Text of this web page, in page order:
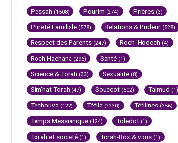
Pessah (1508) Pourim (274) Prières (3)
Pureté Familiale (578) Relations & Pudeur (528)
Respect des Parents (247) Roch 'Hodech (4)
Roch Hachana (296) Santé (1)
Science & Torah (33) Sexualité (8)
Sim'hat Torah (47) Souccot (502) Talmud (1)
Techouva (122) Téfila (2230) Téfilines (356)
Temps Messianique (124) Toledot (1)
Torah et société (1) Torah-Box & vous (1)